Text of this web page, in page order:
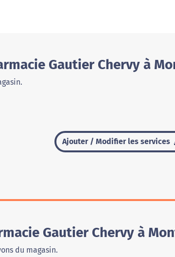
Gautier Chervy à
Ajouter / Modifier les services
Gautier Chervy à
du magasin.